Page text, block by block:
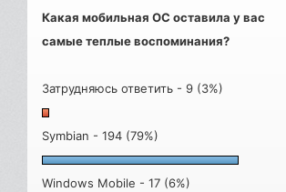
Какая мобильная ОС оставила у вас
самые теплые воспоминания?
Затрудняюсь ответить - 9 (3%)
Symbian - 194 (79%)
Windows Mobile - 17 (6%)